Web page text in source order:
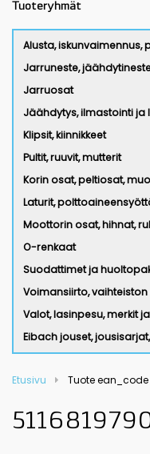
Tuoteryhmät
Alusta,
Jarruneste,
Jarruosat
Jäähdytys, ilmastointi ja
Klipsit, kiinnikkeet
Pultit, ruuvit, mutterit
Korin osat, peltiosat,
Laturit,
Moottorin osat, hihnat,
O-renkaat
Suodattimet ja
Voimansiirto,
Valot, lasinpesu, merkit
Eibach jouset,
Etusivu Tuote ean_code